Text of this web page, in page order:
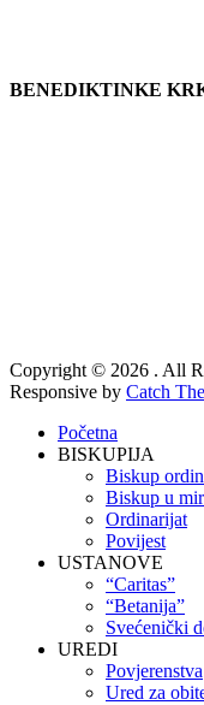
BENEDIKTINKE
Copyright © 2026 . All
Responsive by Catch
Početna
BISKUPIJA
Biskup
Biskup u
Ordinarijat
Povijest
USTANOVE
“Caritas”
“Betanija”
Svećenički
UREDI
Povjerenstva
Ured za